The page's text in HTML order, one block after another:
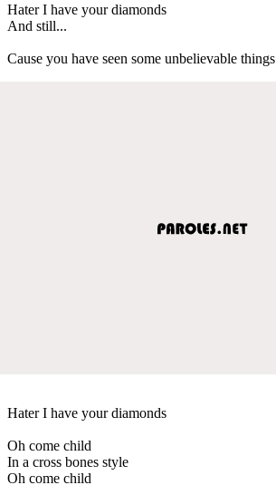
Hater I have your diamonds
And still...
Cause you have seen some unbelievable things
Hater I have your diamonds
Oh come child
In a cross bones style
Oh come child